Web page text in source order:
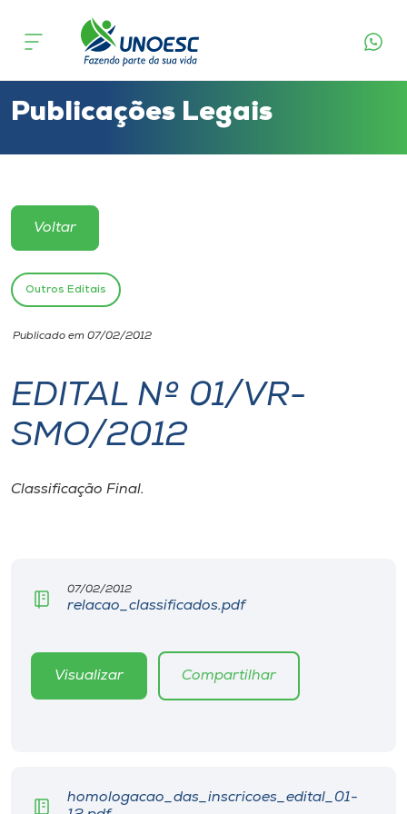
Cursos
Atendimento ao Estudante
Portal de Ensino
Unoesc
Internacionalização
I.nova
Diplomados
CPA
Biblioteca
Publicações Legais
Voltar
Outros Editais
Publicado em 07/02/2012
EDITAL Nº 01/VR-
SMO/2012
Classificação Final.
07/02/2012
relacao_classificados.pdf
Visualizar Compartilhar
homologacao_das_inscricoes_edital_01-